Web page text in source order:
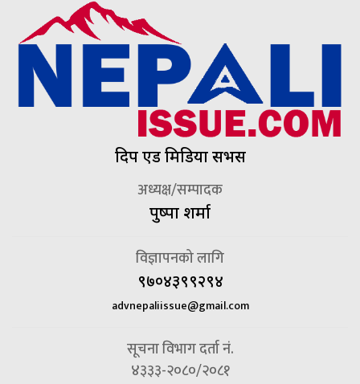
दिप एड मिडिया सर्भिस
अध्यक्ष/सम्पादक
पुष्पा शर्मा
विज्ञापनको लागि
९७०४३९९२९४
advnepaliissue@gmail.com
सूचना विभाग दर्ता नं.
४३३३-२०८०/२०८१